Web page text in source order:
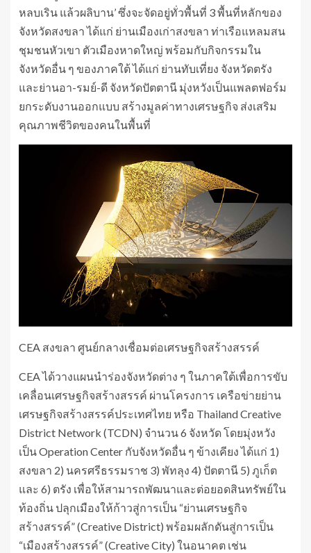
หลบเริน แล้วผลิบาน’ ซึ่งจะจัดอยู่ทั่วพื้นที่ 3 พื้นที่หลักของ
จังหวัดสงขลา ได้แก่ ย่านเมืองเก่าสงขลา ท่าเรือแหลมสน
ชุมชนหัวเขา ตัวเมืองหาดใหญ่ พร้อมกับกิจกรรมใน
จังหวัดอื่น ๆ ของภาคใต้ ได้แก่ ย่านทับเที่ยง จังหวัดตรัง
และย่านอา-รมย์-ดี จังหวัดปัตตานี มุ่งหวังเป็นแพลตฟอร์ม
ยกระดับงานออกแบบ สร้างมูลค่าทางเศรษฐกิจ ส่งเสริม
คุณภาพชีวิตของคนในพื้นที่
CEA สงขลา ศูนย์กลางเชื่อมต่อเศรษฐกิจสร้างสรรค์
CEA ได้วางแผนนำร่องจังหวัดต่าง ๆ ในภาคใต้เพื่อการขับ
เคลื่อนเศรษฐกิจสร้างสรรค์ ผ่านโครงการ เครือข่ายย่าน
เศรษฐกิจสร้างสรรค์ประเทศไทย หรือ Thailand Creative
District Network (TCDN) จำนวน 6 จังหวัด โดยมุ่งหวัง
เป็น Operation Center กับจังหวัดอื่น ๆ ข้างเคียง ได้แก่ 1)
สงขลา 2) นครศรีธรรมราช 3) พัทลุง 4) ปัตตานี 5) ภูเก็ต
และ 6) ตรัง เพื่อให้สามารถพัฒนาและต่อยอดสินทรัพย์ใน
ท้องถิ่น ปลุกเมืองให้ก้าวสู่การเป็น “ย่านเศรษฐกิจ
สร้างสรรค์” (Creative District) พร้อมผลักดันสู่การเป็น
“เมืองสร้างสรรค์” (Creative City) ในอนาคต เช่น